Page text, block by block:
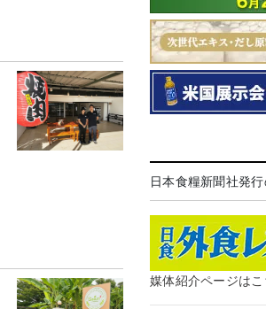
日本食糧新聞社発
媒体紹介ページはこ